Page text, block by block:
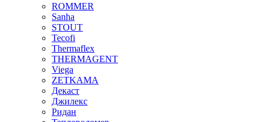
ROMMER
Sanha
STOUT
Tecofi
Thermaflex
THERMAGENT
Viega
ZETKAMA
Декаст
Джилекс
Ридан